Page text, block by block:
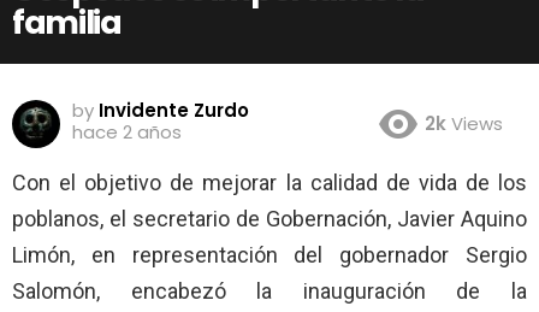
familia
by Invidente Zurdo
hace 2 años
2kViews
Con el objetivo de mejorar la calidad de vida de los
poblanos, el secretario de Gobernación, Javier Aquino
Limón, en representación del gobernador Sergio
Salomón, encabezó la inauguración de la